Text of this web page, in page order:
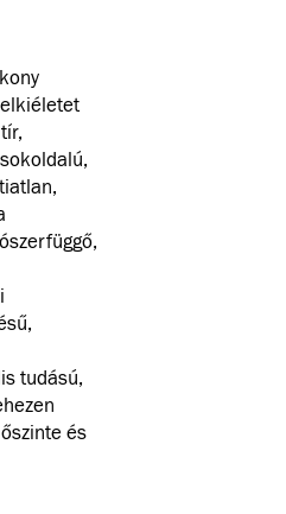
tudású,
és